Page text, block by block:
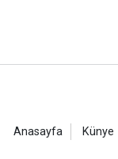
Anasayfa Künye